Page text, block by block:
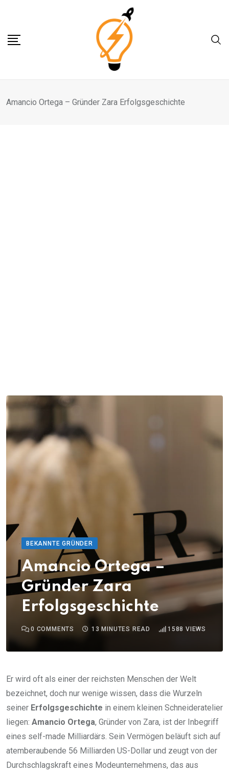
content
Amancio Ortega – Gründer Zara Erfolgsgeschichte
BEKANNTE GRÜNDER
Amancio Ortega –
Gründer Zara
Erfolgsgeschichte
0 COMMENTS 13 MINUTES READ 1588 VIEWS
Er wird oft als einer der reichsten Menschen der Welt
bezeichnet, doch nur wenige wissen, dass die Wurzeln
seiner Erfolgsgeschichte in einem kleinen Schneideratelier
liegen: Amancio Ortega, Gründer von Zara, ist der Inbegriff
eines self-made Milliardärs. Sein Vermögen beläuft sich auf
atemberaubende 56 Milliarden US-Dollar und zeugt von der
Durchschlagskraft eines Modeunternehmens, das aus